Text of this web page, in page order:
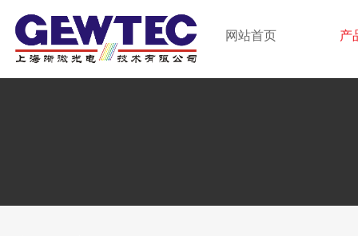
网站首页 产
GEWTEC LTD.
上海晰微光电技术有限公司